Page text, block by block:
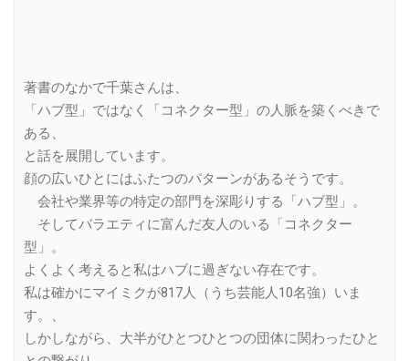
著書のなかで千葉さんは、
「ハブ型」ではなく「コネクター型」の人脈を築くべきで
ある、
と話を展開しています。
顔の広いひとにはふたつのパターンがあるそうです。
会社や業界等の特定の部門を深彫りする「ハブ型」。
そしてバラエティに富んだ友人のいる「コネクター
型」。
よくよく考えると私はハブに過ぎない存在です。
私は確かにマイミクが817人（うち芸能人10名強）いま
す。、
しかしながら、大半がひとつひとつの団体に関わったひと